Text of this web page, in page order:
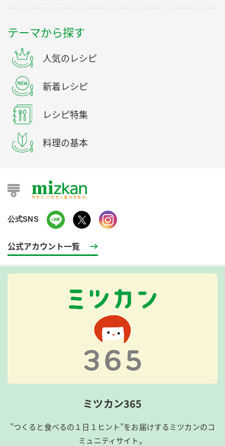
テーマから探す
人気のレシピ
新着レシピ
レシピ特集
料理の基本
公式SNS
公式アカウント一覧
ミツカン365
”つくると食べるの１日１ヒント”をお届けするミツカンのコ
ミュニティサイト。